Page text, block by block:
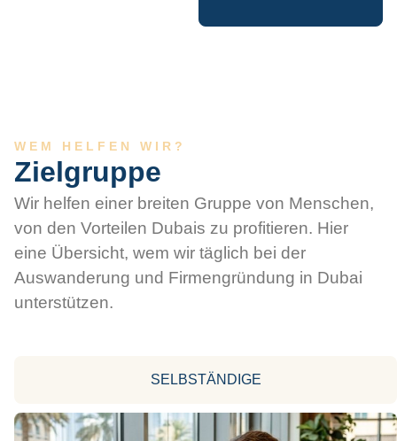
WEM HELFEN WIR?
Zielgruppe
Wir helfen einer breiten Gruppe von Menschen,
von den Vorteilen Dubais zu profitieren. Hier
eine Übersicht, wem wir täglich bei der
Auswanderung und Firmengründung in Dubai
unterstützen.
SELBSTÄNDIGE